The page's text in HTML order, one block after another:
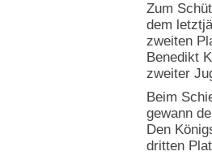
Zum
dem
zweiten
Benedikt
zweiter
Beim
gewann
Den
dritten